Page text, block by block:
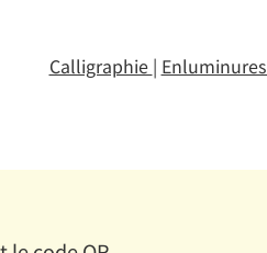
Calligraphie | Enluminures